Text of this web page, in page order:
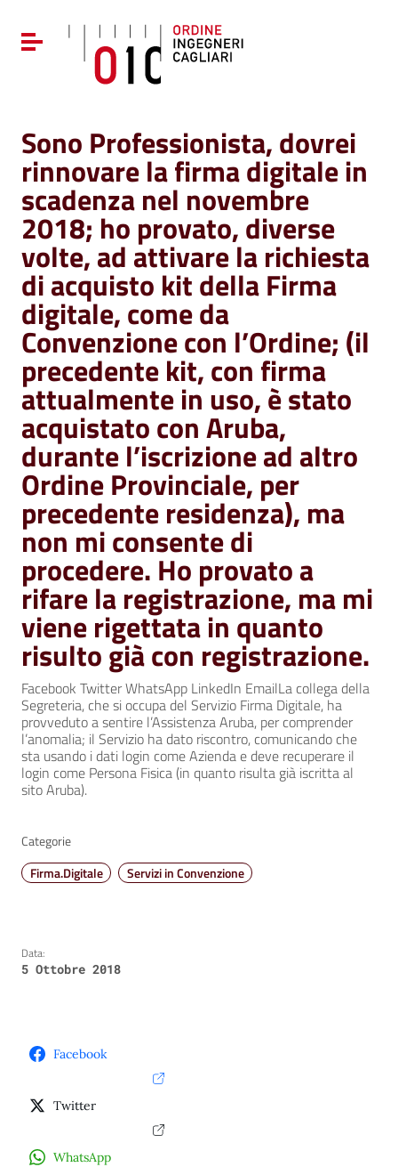
Vai al menu di navigazione
Vai al footer
Attiva / disattiva la navigazione
Sono Professionista, dovrei
rinnovare la firma digitale in
scadenza nel novembre
2018; ho provato, diverse
volte, ad attivare la richiesta
di acquisto kit della Firma
digitale, come da
Convenzione con l’Ordine; (il
precedente kit, con firma
attualmente in uso, è stato
acquistato con Aruba,
durante l’iscrizione ad altro
Ordine Provinciale, per
precedente residenza), ma
non mi consente di
procedere. Ho provato a
rifare la registrazione, ma mi
viene rigettata in quanto
risulto già con registrazione.
Facebook Twitter WhatsApp LinkedIn EmailLa collega della
Segreteria, che si occupa del Servizio Firma Digitale, ha
provveduto a sentire l’Assistenza Aruba, per comprender
l’anomalia; il Servizio ha dato riscontro, comunicando che
sta usando i dati login come Azienda e deve recuperare il
login come Persona Fisica (in quanto risulta già iscritta al
sito Aruba).
Categorie
Firma.Digitale
Servizi in Convenzione
Data:
5 Ottobre 2018
Facebook
Twitter
WhatsApp